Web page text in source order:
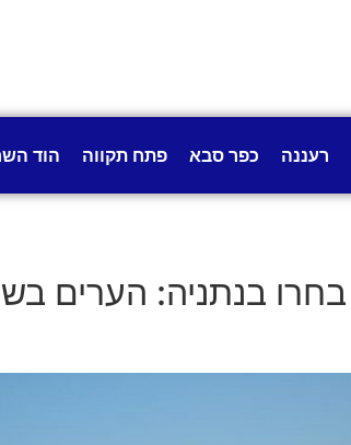
רעננה כפר סבא פתח תקווה הוד
חדשים בחרו בנתניה: